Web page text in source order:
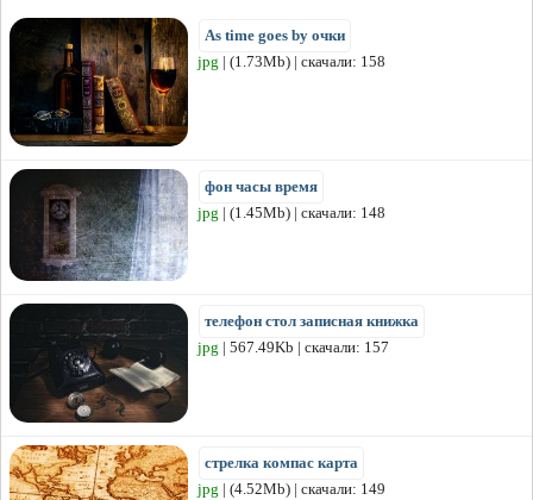
As time goes by очки
jpg | (1.73Mb) | скачали: 158
фон часы время
jpg | (1.45Mb) | скачали: 148
телефон стол записная книжка
jpg | 567.49Kb | скачали: 157
стрелка компас карта
jpg | (4.52Mb) | скачали: 149